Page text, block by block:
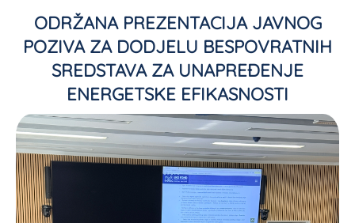
ODRŽANA PREZENTACIJA JAVNOG
POZIVA ZA DODJELU BESPOVRATNIH
SREDSTAVA ZA UNAPREĐENJE
ENERGETSKE EFIKASNOSTI